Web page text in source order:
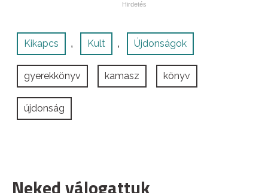
Kikapcs , Kult , Újdonságok
gyerekkönyv kamasz könyv
újdonság
Neked válogattuk